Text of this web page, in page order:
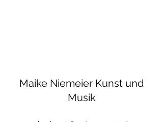
Maike Niemeier Kunst und
Musik